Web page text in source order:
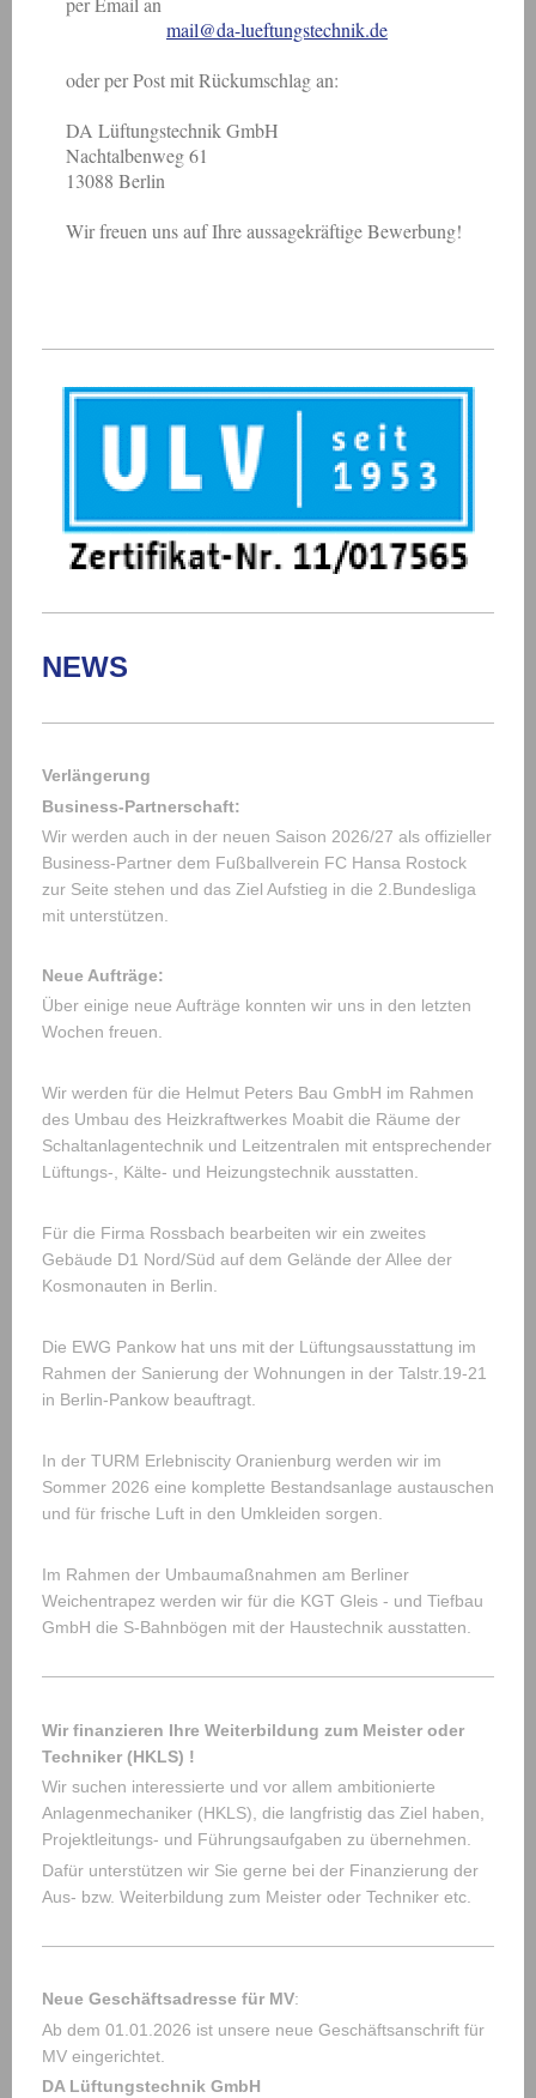
mail@da-lueftungstechnik.de
oder per Post mit Rückumschlag an:
DA Lüftungstechnik GmbH
Nachtalbenweg 61
13088 Berlin
Wir freuen uns auf Ihre aussagekräftige Bewerbung!
NEWS
Verlängerung
Business-Partnerschaft:
Wir werden auch in der neuen Saison 2026/27 als offizieller
Business-Partner dem Fußballverein FC Hansa Rostock
zur Seite stehen und das Ziel Aufstieg in die 2.Bundesliga
mit unterstützen.
Neue Aufträge:
Über einige neue Aufträge konnten wir uns in den letzten
Wochen freuen.
Wir werden für die Helmut Peters Bau GmbH im Rahmen
des Umbau des Heizkraftwerkes Moabit die Räume der
Schaltanlagentechnik und Leitzentralen mit entsprechender
Lüftungs-, Kälte- und Heizungstechnik ausstatten.
Für die Firma Rossbach bearbeiten wir ein zweites
Gebäude D1 Nord/Süd auf dem Gelände der Allee der
Kosmonauten in Berlin.
Die EWG Pankow hat uns mit der Lüftungsausstattung im
Rahmen der Sanierung der Wohnungen in der Talstr.19-21
in Berlin-Pankow beauftragt.
In der TURM Erlebniscity Oranienburg werden wir im
Sommer 2026 eine komplette Bestandsanlage austauschen
und für frische Luft in den Umkleiden sorgen.
Im Rahmen der Umbaumaßnahmen am Berliner
Weichentrapez werden wir für die KGT Gleis - und Tiefbau
GmbH die S-Bahnbögen mit der Haustechnik ausstatten.
Wir finanzieren Ihre Weiterbildung zum Meister oder
Techniker (HKLS) !
Wir suchen interessierte und vor allem ambitionierte
Anlagenmechaniker (HKLS), die langfristig das Ziel haben,
Projektleitungs- und Führungsaufgaben zu übernehmen.
Dafür unterstützen wir Sie gerne bei der Finanzierung der
Aus- bzw. Weiterbildung zum Meister oder Techniker etc.
Neue Geschäftsadresse für MV:
Ab dem 01.01.2026 ist unsere neue Geschäftsanschrift für
MV eingerichtet.
DA Lüftungstechnik GmbH